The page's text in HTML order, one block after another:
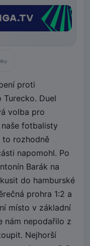
proti
Duel
volba pro
fotbalisty
to rozhodně
napomohl. Po
Barák na
do hamburské
prohra 1:2 a
místo v základní
nám nepodařilo z
Nejhorší